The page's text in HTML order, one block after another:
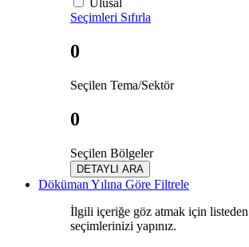
Ulusal
Seçimleri Sıfırla
0
Seçilen Tema/Sektör
0
Seçilen Bölgeler
DETAYLI ARA
Döküman Yılına Göre Filtrele
İlgili içeriğe göz atmak için
seçimlerinizi yapınız.